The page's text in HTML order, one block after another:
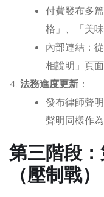
付費發布多
格」、「美
內部連結：
相說明」頁面
法務進度更新 ：
發布律師聲
聲明同樣作
第三階段
（壓制戰）